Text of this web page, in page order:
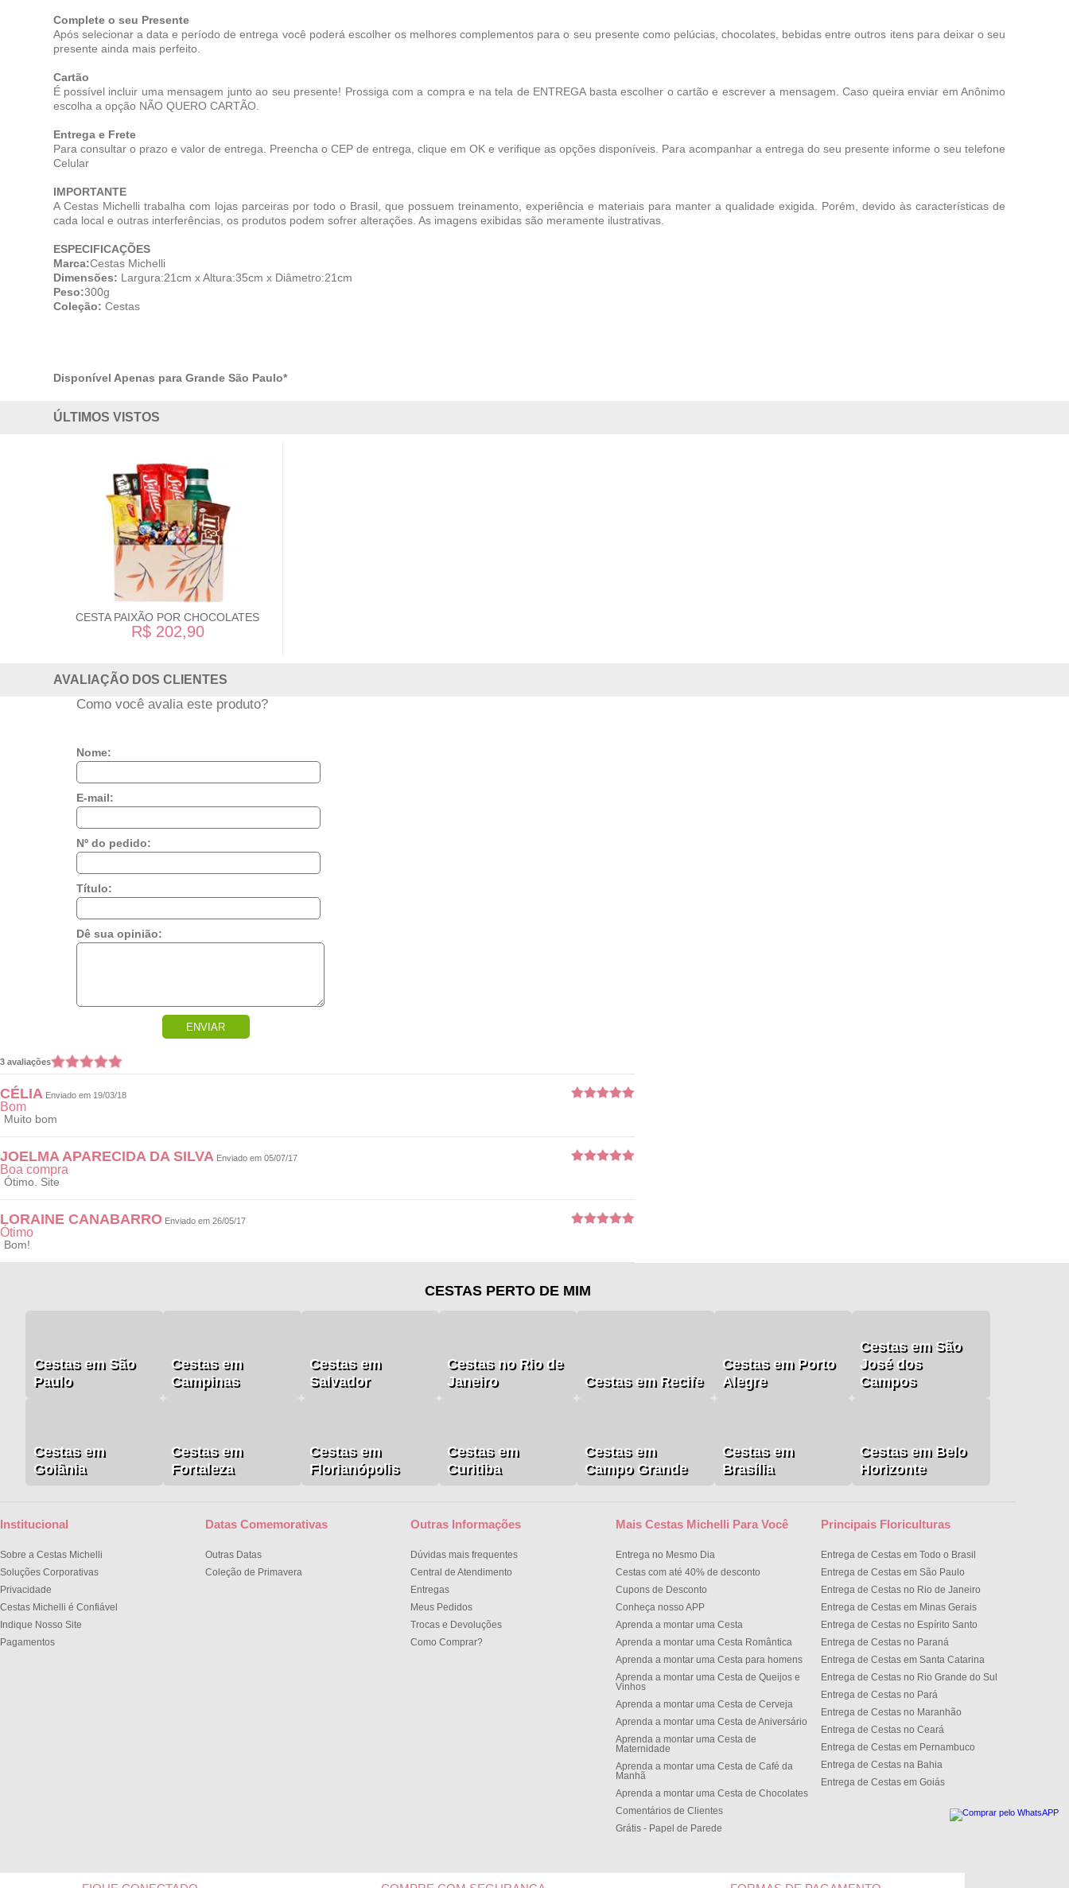
Complete o seu Presente
Após selecionar a data e período de entrega você poderá escolher os melhores complementos para o seu presente como pelúcias, chocolates, bebidas entre outros itens para deixar o seu
presente ainda mais perfeito.
Cartão
É possível incluir uma mensagem junto ao seu presente! Prossiga com a compra e na tela de ENTREGA basta escolher o cartão e escrever a mensagem. Caso queira enviar em Anônimo
escolha a opção NÃO QUERO CARTÃO.
Entrega e Frete
Para consultar o prazo e valor de entrega. Preencha o CEP de entrega, clique em OK e verifique as opções disponíveis. Para acompanhar a entrega do seu presente informe o seu telefone
Celular
IMPORTANTE
A Cestas Michelli trabalha com lojas parceiras por todo o Brasil, que possuem treinamento, experiência e materiais para manter a qualidade exigida. Porém, devido às características de
cada local e outras interferências, os produtos podem sofrer alterações. As imagens exibidas são meramente ilustrativas.
ESPECIFICAÇÕES
Marca:Cestas Michelli
Dimensões: Largura:21cm x Altura:35cm x Diâmetro:21cm
Peso:300g
Coleção: Cestas
Disponível Apenas para Grande São Paulo*
ÚLTIMOS VISTOS
CESTA PAIXÃO POR CHOCOLATES
R$ 202,90
AVALIAÇÃO DOS CLIENTES
Como você avalia este produto?
Nome:
E-mail:
Nº do pedido:
Título:
Dê sua opinião:
ENVIAR
3 avaliações
CÉLIA Enviado em 19/03/18
Bom
Muito bom
JOELMA APARECIDA DA SILVA Enviado em 05/07/17
Boa compra
Ótimo. Site
LORAINE CANABARRO Enviado em 26/05/17
Ótimo
Bom!
CESTAS PERTO DE MIM
Cestas em São
Paulo
Cestas em
Campinas
Cestas em
Salvador
Cestas no Rio de
Janeiro
Cestas em Recife
Cestas em Porto
Alegre
Cestas em São
José dos
Campos
Cestas em
Goiânia
Cestas em
Fortaleza
Cestas em
Florianópolis
Cestas em
Curitiba
Cestas em
Campo Grande
Cestas em
Brasília
Cestas em Belo
Horizonte
Institucional
Sobre a Cestas Michelli
Soluções Corporativas
Privacidade
Cestas Michelli é Confiável
Indique Nosso Site
Pagamentos
Datas Comemorativas
Outras Datas
Coleção de Primavera
Outras Informações
Dúvidas mais frequentes
Central de Atendimento
Entregas
Meus Pedidos
Trocas e Devoluções
Como Comprar?
Mais Cestas Michelli Para Você
Entrega no Mesmo Dia
Cestas com até 40% de desconto
Cupons de Desconto
Conheça nosso APP
Aprenda a montar uma Cesta
Aprenda a montar uma Cesta Romântica
Aprenda a montar uma Cesta para homens
Aprenda a montar uma Cesta de Queijos e
Vinhos
Aprenda a montar uma Cesta de Cerveja
Aprenda a montar uma Cesta de Aniversário
Aprenda a montar uma Cesta de
Maternidade
Aprenda a montar uma Cesta de Café da
Manh
Aprenda a montar uma Cesta de Chocolates
Comentários de Clientes
Grátis - Papel de Parede
Principais Floriculturas
Entrega de Cestas em Todo o Brasil
Entrega de Cestas em São Paulo
Entrega de Cestas no Rio de Janeiro
Entrega de Cestas em Minas Gerais
Entrega de Cestas no Espírito Santo
Entrega de Cestas no Paran
Entrega de Cestas em Santa Catarina
Entrega de Cestas no Rio Grande do Sul
Entrega de Cestas no Par
Entrega de Cestas no Maranhão
Entrega de Cestas no Cear
Entrega de Cestas em Pernambuco
Entrega de Cestas na Bahia
Entrega de Cestas em Goiás